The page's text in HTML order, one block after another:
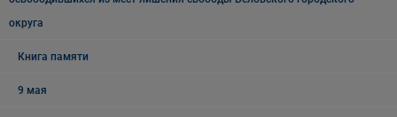
округа
Книга памяти
9 мая